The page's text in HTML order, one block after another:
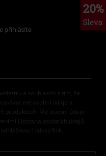
20%
Sleva
přihlásíte
a souhlasím s tím, že
mé osobní údaje a
produktech. Mé osobní údaje
Ochrana osobních údajů
odkaz/link.